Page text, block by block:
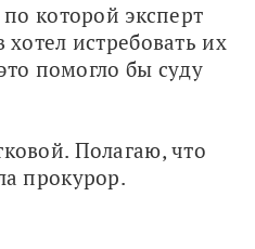
которой эксперт
истребовать их
помогло бы суду
Полагаю, что
прокурор.